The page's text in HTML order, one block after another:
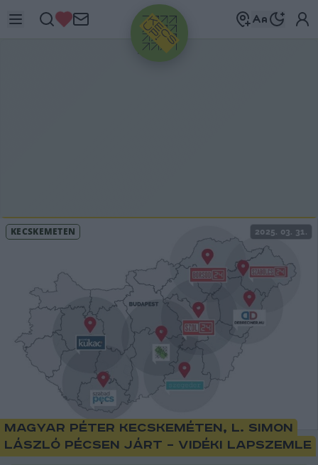
HIRDETÉS
KECSKEMÉTEN 2025. 03. 31.
Magyar Péter Kecskeméten, L. Simon
László Pécsen járt – vidéki lapszemle